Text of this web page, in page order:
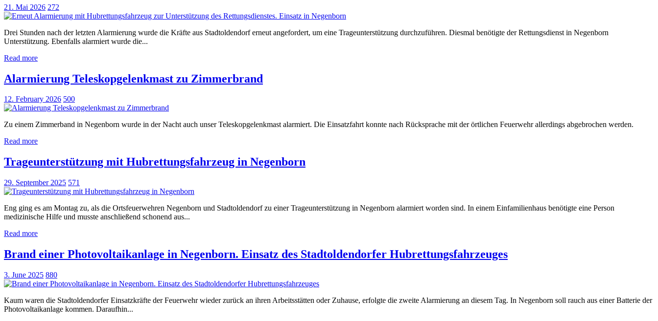
21. Mai 2026 272
Drei Stunden nach der letzten Alarmierung wurde die Kräfte aus Stadtoldendorf erneut angefordert, um eine Trageunterstützung durchzuführen. Diesmal benötigte der Rettungsdienst in Negenborn
Unterstützung. Ebenfalls alarmiert wurde die...
Read more
Alarmierung Teleskopgelenkmast zu Zimmerbrand
12. February 2026 500
Zu einem Zimmerband in Negenborn wurde in der Nacht auch unser Teleskopgelenkmast alarmiert. Die Einsatzfahrt konnte nach Rücksprache mit der örtlichen Feuerwehr allerdings abgebrochen werden.
Read more
Trageunterstützung mit Hubrettungsfahrzeug in Negenborn
29. September 2025 571
Eng ging es am Montag zu, als die Ortsfeuerwehren Negenborn und Stadtoldendorf zu einer Trageunterstützung in Negenborn alarmiert worden sind. In einem Einfamilienhaus benötigte eine Person
medizinische Hilfe und musste anschließend schonend aus...
Read more
Brand einer Photovoltaikanlage in Negenborn. Einsatz des Stadtoldendorfer Hubrettungsfahrzeuges
3. June 2025 880
Kaum waren die Stadtoldendorfer Einsatzkräfte der Feuerwehr wieder zurück an ihren Arbeitsstätten oder Zuhause, erfolgte die zweite Alarmierung an diesem Tag. In Negenborn soll rauch aus einer Batterie der
Photovoltaikanlage kommen. Daraufhin...